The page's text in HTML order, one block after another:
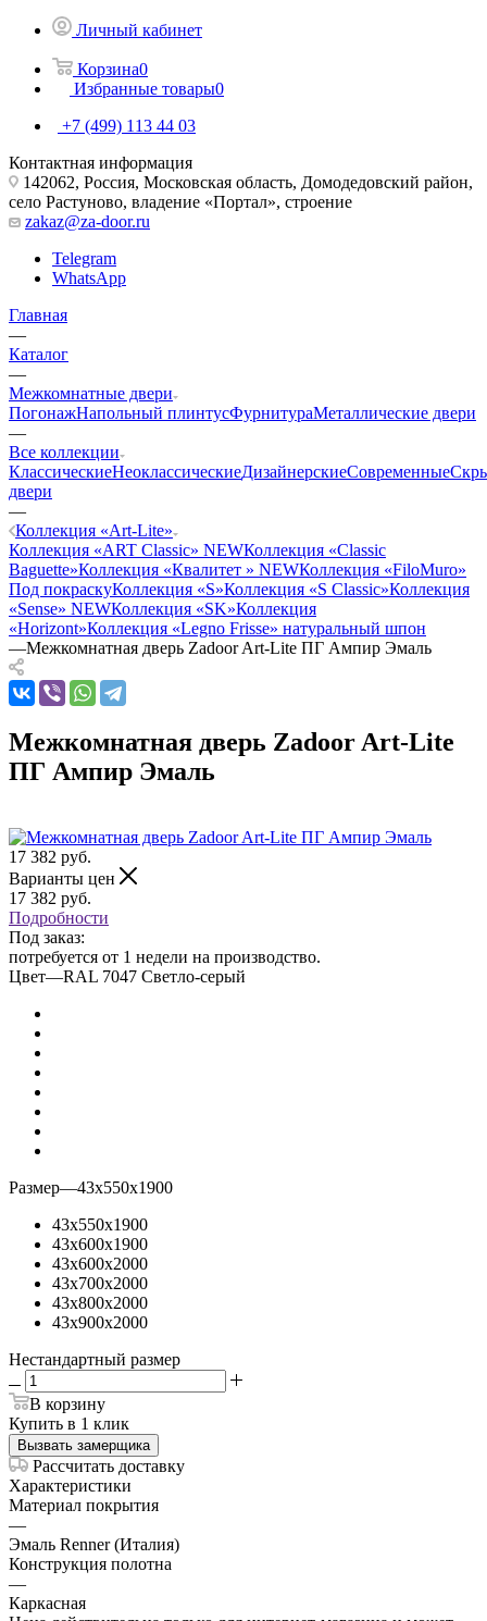
Личный кабинет
Корзина0
Избранные товары0
+7 (499) 113 44 03
Контактная информация
142062, Россия, Московская область, Домодедовский район,
село Растуново, владение «Портал», строение
zakaz@za-door.ru
Telegram
WhatsApp
Главная
—
Каталог
—
Межкомнатные двери
ПогонажНапольный плинтусФурнитураМеталлические двери
—
Все коллекции
КлассическиеНеоклассическиеДизайнерскиеСовременные
двери
—
Коллекция «Art-Lite»
Коллекция «ART Classic» NEWКоллекция «Classic
Baguette»Коллекция «Квалитет » NEWКоллекция «FiloMuro»
Под покраскуКоллекция «S»Коллекция «S Classic»Коллекция
«Sense» NEWКоллекция «SK»Коллекция
«Horizont»Коллекция «Legno Frisse» натуральный шпон
—Межкомнатная дверь Zadoor Art-Lite ПГ Ампир Эмаль
Межкомнатная дверь Zadoor Art-Lite
ПГ Ампир Эмаль
17 382 руб.
Варианты цен
17 382 руб.
Подробности
Под заказ:
потребуется от 1 недели на производство.
Цвет—RAL 7047 Светло-серый
Размер—43х550х1900
43х550х1900
43х600х1900
43х600х2000
43х700х2000
43х800х2000
43х900х2000
Нестандартный размер
В корзину
Купить в 1 клик
Вызвать замерщика
Рассчитать доставку
Характеристики
Материал покрытия
—
Эмаль Renner (Италия)
Конструкция полотна
—
Каркасная